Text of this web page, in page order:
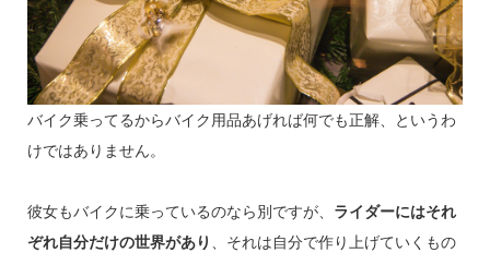
バイク乗ってるからバイク用品あげれば何でも正解、というわ
けではありません。
彼女もバイクに乗っているのなら別ですが、 ライダーにはそれ
ぞれ自分だけの世界があり 、それは自分で作り上げていくもの